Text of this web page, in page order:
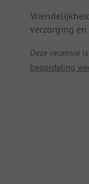
verzorging en
zijn gasten…
Plek/
Deze recensie
beoordeling